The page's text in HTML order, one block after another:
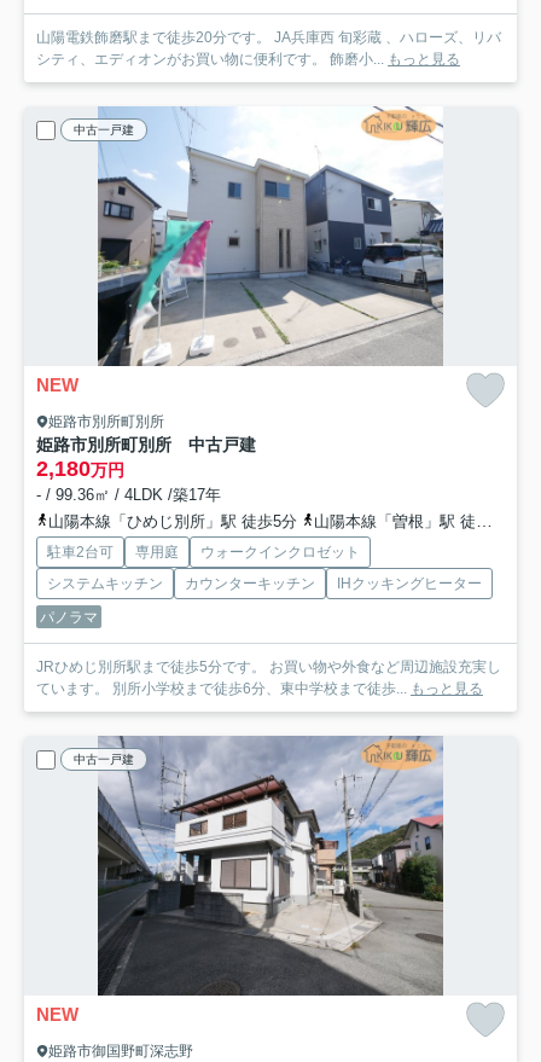
山陽電鉄飾磨駅まで徒歩20分です。 JA兵庫西 旬彩蔵 、ハローズ、リバ
シティ、エディオンがお買い物に便利です。 飾磨小...
もっと見る
中古一戸建
NEW
姫路市別所町別所
姫路市別所町別所 中古戸建
2,180万円
- / 99.36㎡ / 4LDK /築17年
山陽本線「ひめじ別所」駅 徒歩5分
山陽本線「曽根」駅 徒歩26分
駐車2台可 専用庭
ウォークインクロゼット
システムキッチン
カウンターキッチン
IHクッキングヒーター
パノラマ
JRひめじ別所駅まで徒歩5分です。 お買い物や外食など周辺施設充実し
ています。 別所小学校まで徒歩6分、東中学校まで徒歩...
もっと見る
中古一戸建
NEW
姫路市御国野町深志野